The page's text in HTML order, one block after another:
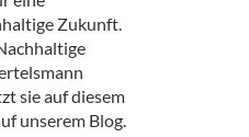
Zukunft.
sie auf diesem
unserem Blog.